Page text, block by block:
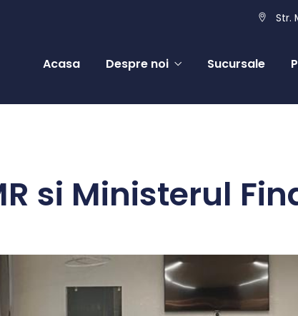
Str.
Acasa Despre noi Sucursale
si Ministerul